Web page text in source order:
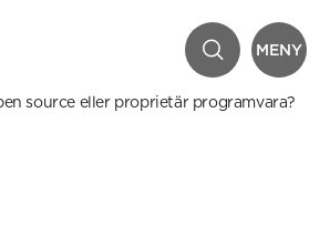
MENY
source eller proprietär programvara?